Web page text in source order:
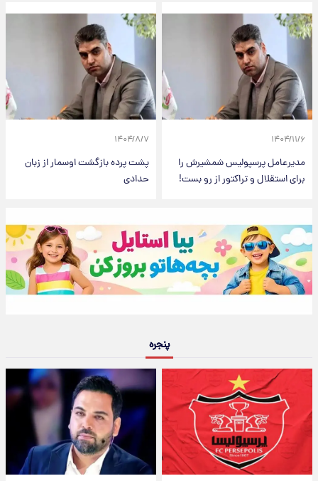
۱۴۰۴/۱۱/۶
مدیرعامل پرسپولیس شمشیرش را
برای استقلال و تراکتور از رو بست!
۱۴۰۴/۸/۷
پشت پرده بازگشت اوسمار از زبان
حدادی
پنجره